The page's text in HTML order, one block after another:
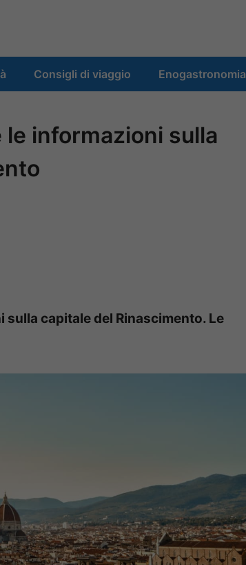
Consigli di viaggio Enogastronomia
informazioni sulla
capitale del Rinascimento. Le